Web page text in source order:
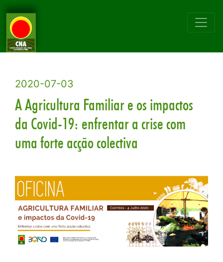
2020-07-03
A Agricultura Familiar e os impactos
da Covid-19: enfrentar a crise com
uma forte acção colectiva